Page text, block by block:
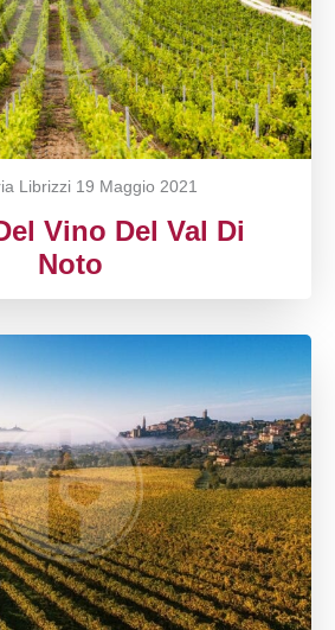
Librizzi 19 Maggio 2021
Vino Del Val Di
Noto